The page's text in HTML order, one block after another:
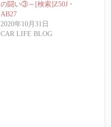
の闘い③～[検索]Z50J・
AB27
2020年10月31日
CAR LIFE BLOG